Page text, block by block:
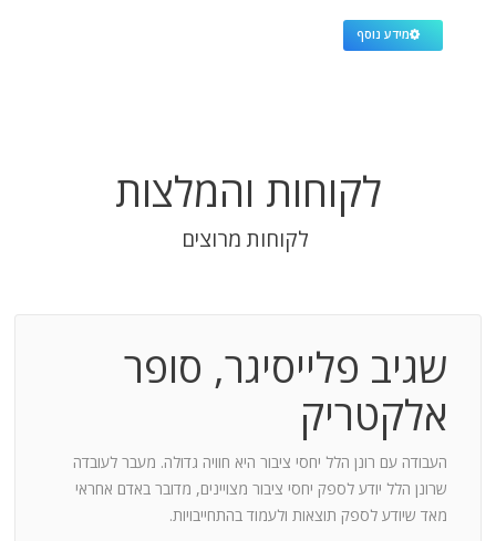
מידע נוסף
לקוחות והמלצות
לקוחות מרוצים
שגיב פלייסיגר, סופר
אלקטריק
העבודה עם רונן הלל יחסי ציבור היא חוויה גדולה. מעבר לעובדה
שרונן הלל יודע לספק יחסי ציבור מצויינים, מדובר באדם אחראי
מאד שיודע לספק תוצאות ולעמוד בהתחייבויות.